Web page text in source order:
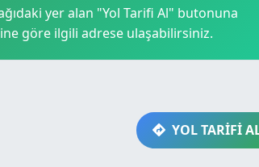
yer alan "Yol Tarifi Al" butonuna
göre ilgili adrese ulaşabilirsiniz.
YOL TARİFİ